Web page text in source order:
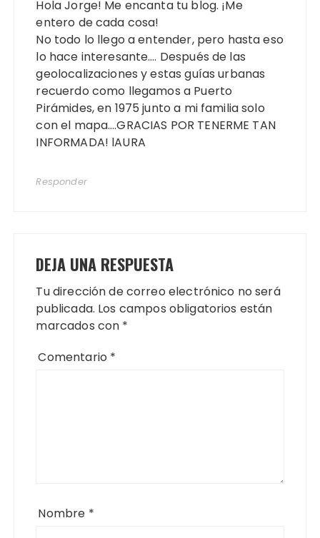
Hola Jorge! Me encanta tu blog. ¡Me
entero de cada cosa!
No todo lo llego a entender, pero hasta eso
lo hace interesante…. Después de las
geolocalizaciones y estas guías urbanas
recuerdo como llegamos a Puerto
Pirámides, en 1975 junto a mi familia solo
con el mapa….GRACIAS POR TENERME TAN
INFORMADA! lAURA
Responder
DEJA UNA RESPUESTA
Tu dirección de correo electrónico no será
publicada. Los campos obligatorios están
marcados con *
Comentario *
Nombre *